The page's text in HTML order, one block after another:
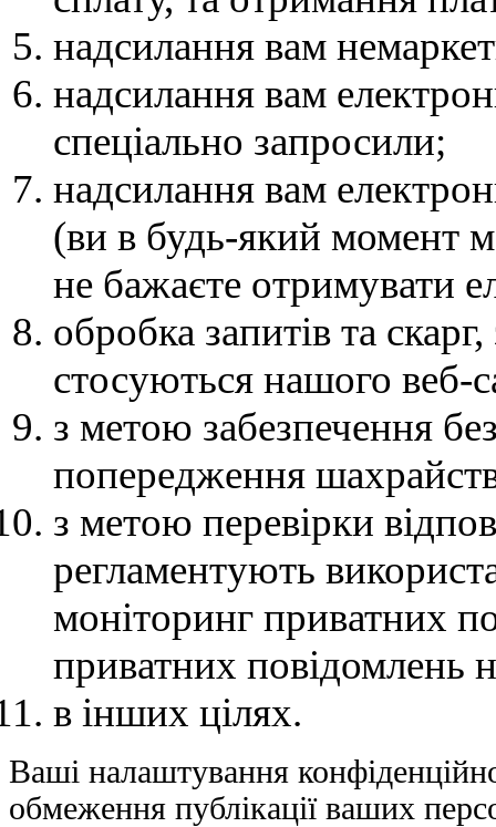
надсилання вам
надсилання вам
спеціально запросили;
надсилання вам
(ви в будь-який момент
не бажаєте отримувати
обробка запитів та
стосуються нашого веб-
з метою забезпечення
попередження
з метою перевірки
регламентують
моніторинг приватних
приватних повідомлень
в інших цілях.
Ваші налаштування
обмеження публікації ваших